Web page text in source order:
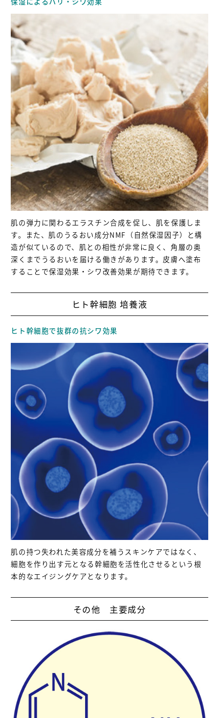
肌の弾力に関わるエラスチン合成を促し、肌を保護しま
す。また、肌のうるおい成分NMF（自然保湿因子）と構
造が似ているので、肌との相性が非常に良く、角層の奥
深くまでうるおいを届ける働きがあります。皮膚へ塗布
することで保湿効果・シワ改善効果が期待できます。
ヒト幹細胞 培養液
ヒト幹細胞で抜群の抗シワ効果
肌の持つ失われた美容成分を補うスキンケアではなく、
細胞を作り出す元となる幹細胞を活性化させるという根
本的なエイジングケアとなります。
その他 主要成分